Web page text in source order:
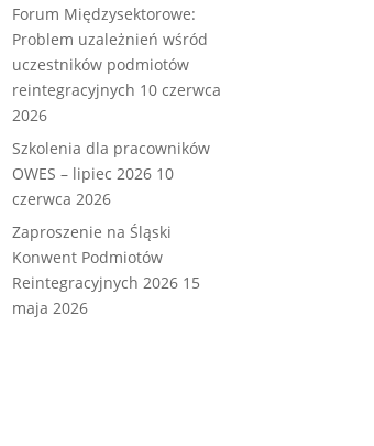
Forum Międzysektorowe:
Problem uzależnień wśród
uczestników podmiotów
reintegracyjnych 10 czerwca
2026
Szkolenia dla pracowników
OWES – lipiec 2026 10
czerwca 2026
Zaproszenie na Śląski
Konwent Podmiotów
Reintegracyjnych 2026 15
maja 2026